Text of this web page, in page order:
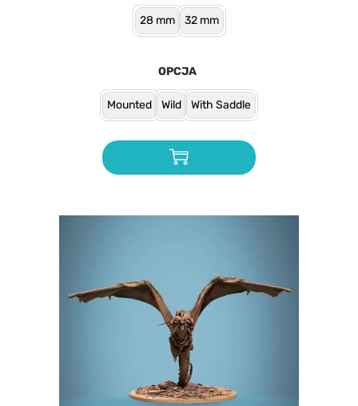
28 mm 32 mm
OPCJA
Mounted Wild With Saddle